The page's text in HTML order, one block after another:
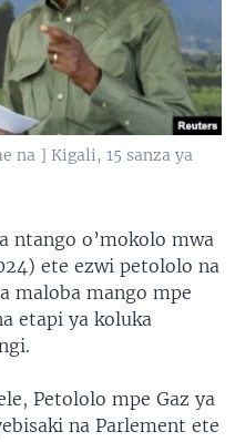
na ] Kigali, 15 sanza ya
ntango o’mokolo mwa
ete ezwi petololo na
maloba mango mpe
etapi ya koluka
Petololo mpe Gaz ya
na Parlement ete